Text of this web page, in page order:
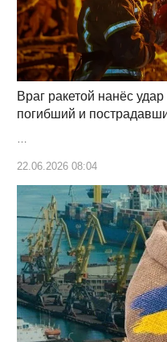
Враг ракетой нанёс
погибший и
22.06.2026 08:04